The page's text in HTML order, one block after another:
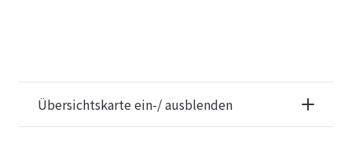
Übersichtskarte ein-/ ausblenden